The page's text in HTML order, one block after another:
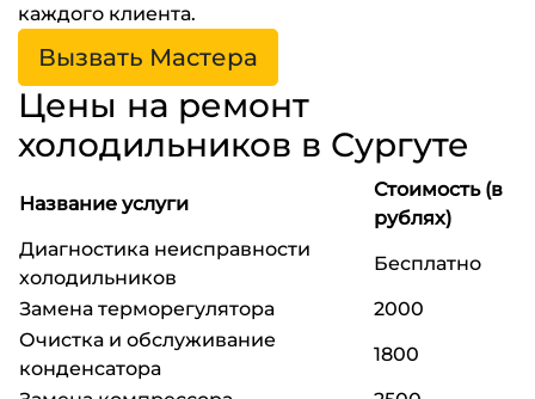
каждого клиента.
Вызвать Мастера
Цены на ремонт
холодильников в Сургуте
Название услуги
Стоимость (в
рублях)
Диагностика неисправности
холодильников
Бесплатно
Замена терморегулятора
2000
Очистка и обслуживание
конденсатора
1800